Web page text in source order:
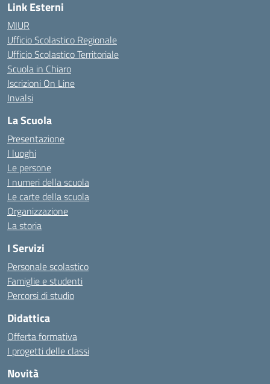
Link Esterni
MIUR
Ufficio Scolastico Regionale
Ufficio Scolastico Territoriale
Scuola in Chiaro
Iscrizioni On Line
Invalsi
La Scuola
Presentazione
I luoghi
Le persone
I numeri della scuola
Le carte della scuola
Organizzazione
La storia
I Servizi
Personale scolastico
Famiglie e studenti
Percorsi di studio
Didattica
Offerta formativa
I progetti delle classi
Novità